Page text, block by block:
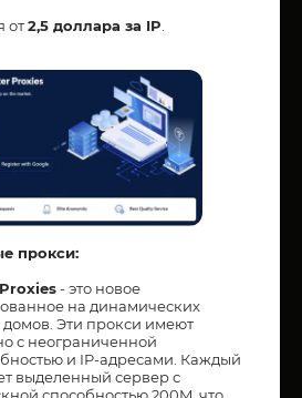
от2,5 доллара за IP
прокси:
- это новое
на динамических
Эти прокси имеют
с неограниченной
и IP-адресами. Каждый
выделенный сервер с